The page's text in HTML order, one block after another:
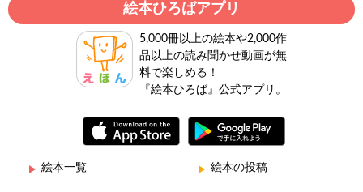
絵本ひろばアプリ
5,000冊以上の絵本や2,000作
品以上の読み聞かせ動画が無
料で楽しめる！
『絵本ひろば』公式アプリ。
絵本一覧 絵本の投稿